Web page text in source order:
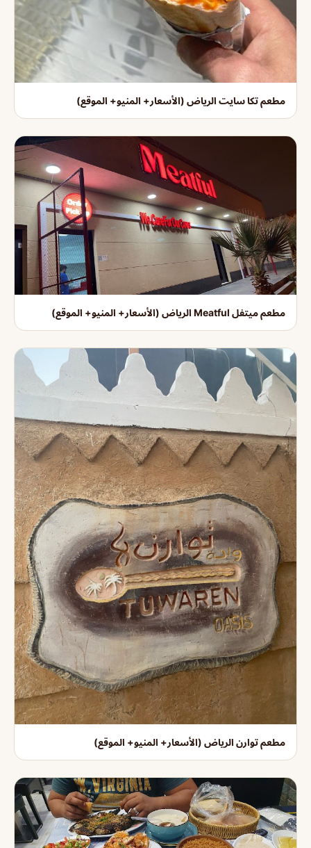
مطعم تكا سايت الرياض (الأسعار+ المنيو+ الموقع)
مطعم ميتفل Meatful الرياض (الأسعار+ المنيو+ الموقع)
مطعم توارن الرياض (الأسعار+ المنيو+ الموقع)